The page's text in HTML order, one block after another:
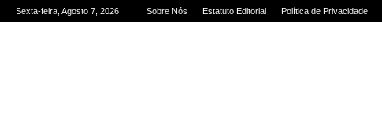
Sexta-feira, Agosto 7, 2026 Sobre Nós Estatuto Editorial Política de Privacidade